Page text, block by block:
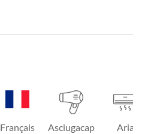
Français
Asciugacap
Aria